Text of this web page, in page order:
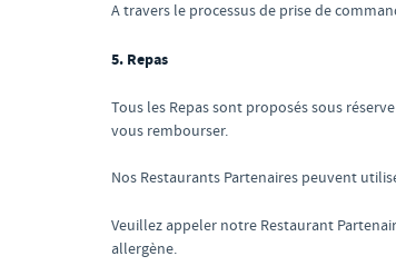
A travers le processus de prise de
5. Repas
Tous les Repas sont proposés sous
vous rembourser.
Nos Restaurants Partenaires peuvent
Veuillez appeler notre Restaurant
allergène.